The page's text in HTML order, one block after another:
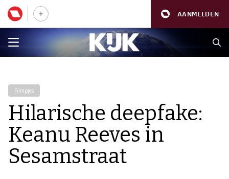
AANMELDEN
Filmpjes
Hilarische deepfake:
Keanu Reeves in
Sesamstraat